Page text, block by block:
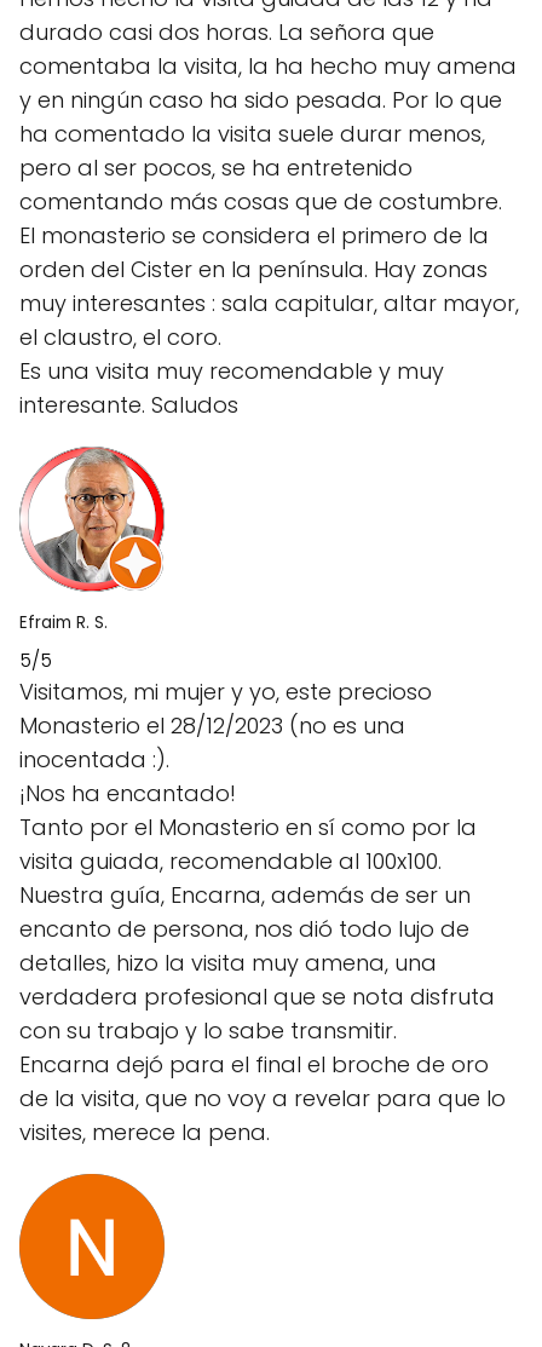
durado casi dos horas. La señora que
comentaba la visita, la ha hecho muy amena
y en ningún caso ha sido pesada. Por lo que
ha comentado la visita suele durar menos,
pero al ser pocos, se ha entretenido
comentando más cosas que de costumbre.
El monasterio se considera el primero de la
orden del Cister en la península. Hay zonas
muy interesantes : sala capitular, altar mayor,
el claustro, el coro.
Es una visita muy recomendable y muy
interesante. Saludos
Efraim R. S.
5/5
Visitamos, mi mujer y yo, este precioso
Monasterio el 28/12/2023 (no es una
inocentada :).
¡Nos ha encantado!
Tanto por el Monasterio en sí como por la
visita guiada, recomendable al 100x100.
Nuestra guía, Encarna, además de ser un
encanto de persona, nos dió todo lujo de
detalles, hizo la visita muy amena, una
verdadera profesional que se nota disfruta
con su trabajo y lo sabe transmitir.
Encarna dejó para el final el broche de oro
de la visita, que no voy a revelar para que lo
visites, merece la pena.